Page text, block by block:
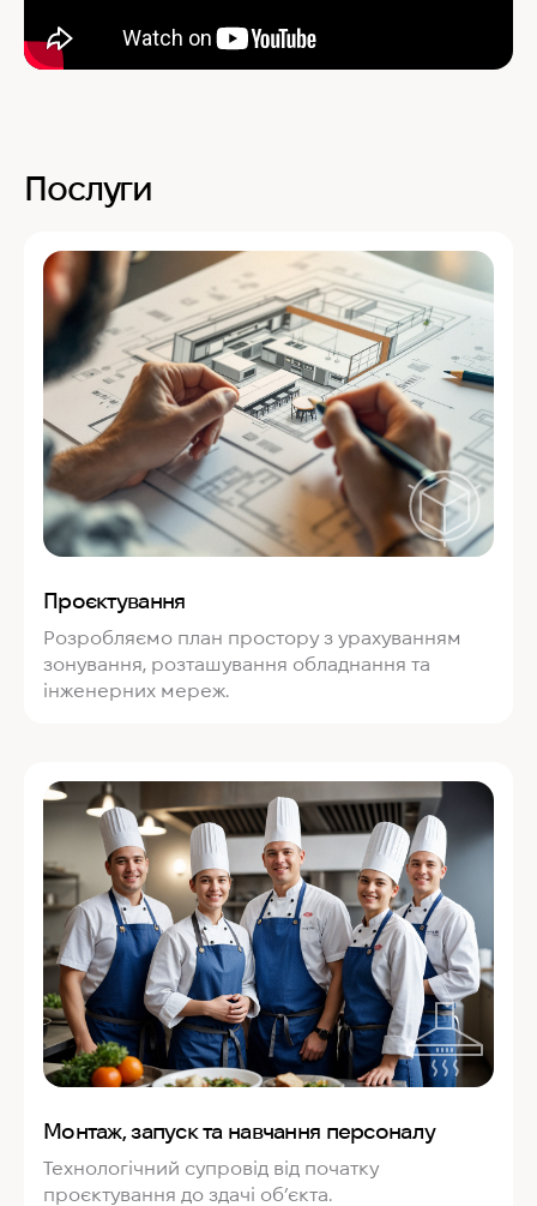
Послуги
Проєктування
Розробляємо план простору з урахуванням
зонування, розташування обладнання та
інженерних мереж.
Монтаж, запуск та навчання персоналу
Технологічний супровід від початку
проєктування до здачі об’єкта.